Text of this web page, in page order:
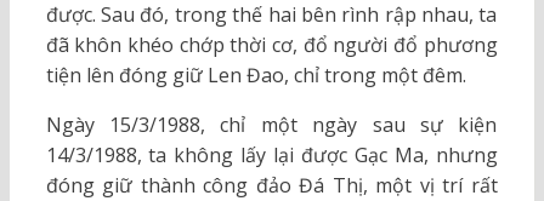
được. Sau đó, trong thế hai bên rình rập nhau, ta
đã khôn khéo chớp thời cơ, đổ người đổ phương
tiện lên đóng giữ Len Đao, chỉ trong một đêm.
Ngày 15/3/1988, chỉ một ngày sau sự kiện
14/3/1988, ta không lấy lại được Gạc Ma, nhưng
đóng giữ thành công đảo Đá Thị, một vị trí rất